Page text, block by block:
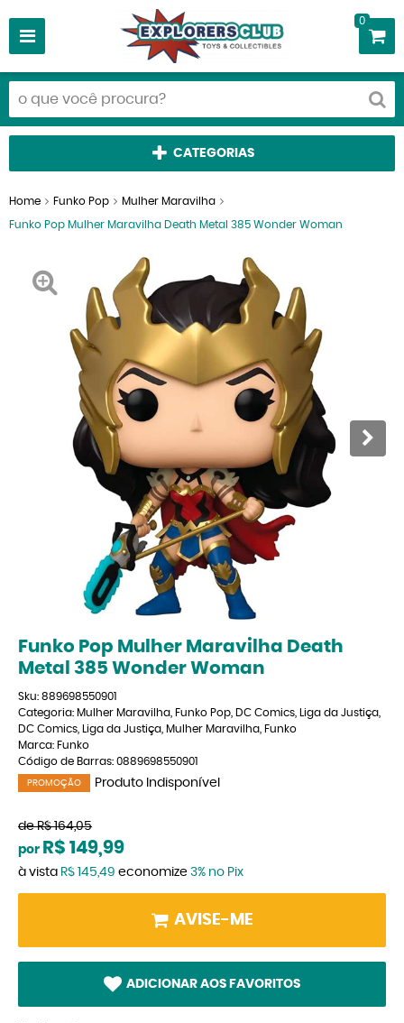
0
CATEGORIAS
Home Funko Pop Mulher Maravilha
Funko Pop Mulher Maravilha Death Metal 385 Wonder Woman
Funko Pop Mulher Maravilha Death
Metal 385 Wonder Woman
Sku: 889698550901
Categoria: Mulher Maravilha Funko Pop DC Comics Liga da Justiça
DC Comics
Liga da Justiça Mulher Maravilha Funko
Marca: Funko
Código de Barras: 0889698550901
PROMOÇÃO Produto Indisponível
de R$ 164,05
por R$ 149,99
à vista R$ 145,49 economize 3% no Pix
AVISE-ME
ADICIONAR AOS FAVORITOS